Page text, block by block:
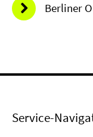
Berliner
Service-